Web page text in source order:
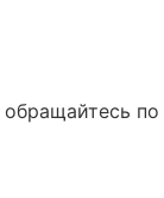
по